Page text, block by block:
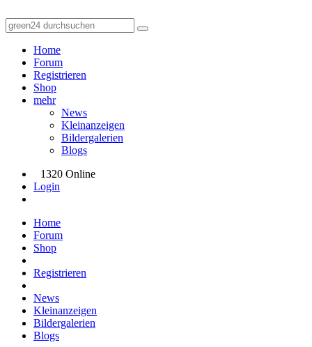
Home
Forum
Registrieren
Shop
mehr
News
Kleinanzeigen
Bildergalerien
Blogs
1320 Online
Login
Home
Forum
Shop
Registrieren
News
Kleinanzeigen
Bildergalerien
Blogs